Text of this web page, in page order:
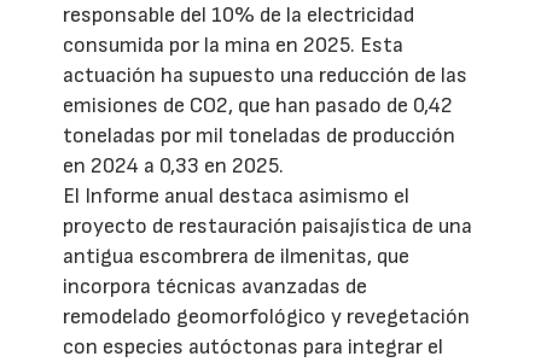
responsable del 10% de la electricidad
consumida por la mina en 2025. Esta
actuación ha supuesto una reducción de las
emisiones de CO2, que han pasado de 0,42
toneladas por mil toneladas de producción
en 2024 a 0,33 en 2025.
El Informe anual destaca asimismo el
proyecto de restauración paisajística de una
antigua escombrera de ilmenitas, que
incorpora técnicas avanzadas de
remodelado geomorfológico y revegetación
con especies autóctonas para integrar el